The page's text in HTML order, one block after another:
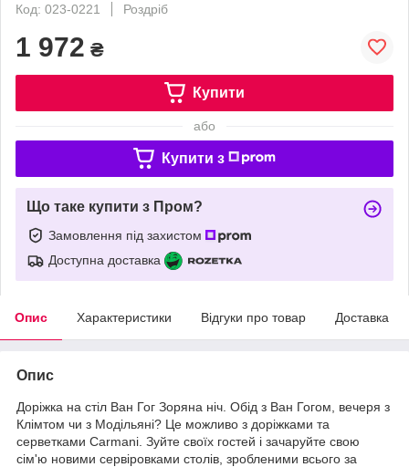
Код: 023-0221
Роздріб
1 972 ₴
Купити
або
Купити з
Що таке купити з Пром?
Замовлення під захистом
Доступна доставка
Опис Характеристики Відгуки про товар Доставка
Опис
Доріжка на стіл Ван Гог Зоряна ніч. Обід з Ван Гогом, вечеря з
Клімтом чи з Модільяні? Це можливо з доріжками та
серветками Carmani. Зуйте своїх гостей і зачаруйте свою
сім'ю новими сервіровками столів, зробленими всього за